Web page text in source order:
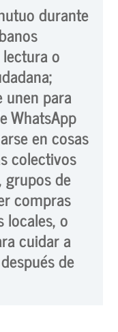
durante
o
unen para
WhatsApp
en cosas
colectivos
grupos de
compras
locales, o
cuidar a
de